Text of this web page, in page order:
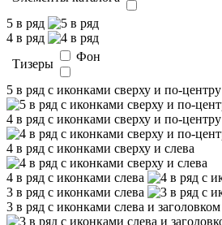
5 в ряд
4 в ряд
Тизеры
Фон
5 в ряд с иконками сверху и по-центру
4 в ряд с иконками сверху и по-центру
4 в ряд с иконками сверху и слева
4 в ряд с иконками слева
3 в ряд с иконками слева
3 в ряд с иконками слева и заголовком